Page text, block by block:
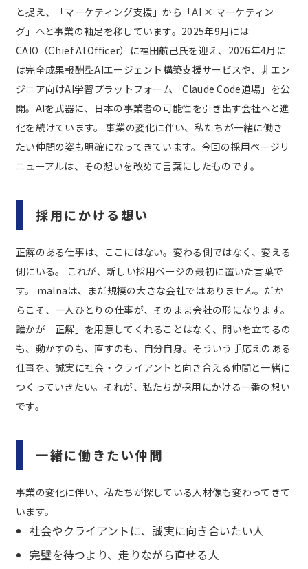
と捉え、「マーケティング支援」から「AI × マーケティン
グ」へと事業の軸足を移しています。2025年9月には
CAIO（Chief AI Officer）に福田航己氏を迎え、2026年4月に
は完全成果報酬型AIエージェント構築支援サービスや、非エン
ジニア向けAI学習プラットフォーム「Claude Code道場」を公
開。AIを武器に、日本の事業者の可能性を引き出す会社へと進
化を続けています。
事業の変化に伴い、私たちが一緒に働き
たい仲間の姿も明確になってきています。今回の採用ページリ
ニューアルは、その想いを改めて言葉にしたものです。
採用にかける想い
正解のある仕事は、ここにはない。変わる側ではなく、変える
側にいる。
これが、新しい採用ページの最初に置いた言葉で
す。
malnaは、まだ規模の大きな会社ではありません。だか
らこそ、一人ひとりの仕事が、そのまま会社の形になります。
誰かが「正解」を用意してくれることはなく、問いを立てるの
も、動かすのも、直すのも、自分自身。そういう手応えのある
仕事を、誠実に社会・クライアントと向き合える仲間と一緒に
つくっていきたい。それが、私たちが採用にかける一番の想い
です。
一緒に働きたい仲間
事業の変化に伴い、私たちが探している人材像も変わってきて
います。
社会やクライアントに、誠実に向き合いたい人
完璧を待つより、走りながら直せる人